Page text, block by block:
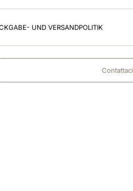
UND VERSANDPOLITIK
Contattaci